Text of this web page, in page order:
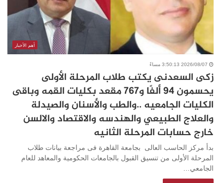
أهم الأخبار
2026/08/07 3:50:13 مساءً
زكى السعدنى يكتب طلاب المرحلة الأولى
يحسمون 94 ألفًا و767 مقعد بكليات القمه وباقى
الكليات الجامعيه ..والطب والأسنان والصيدلة
والعلاج الطبيعي والهندسه والاقتصاد والالسن
خارج حسابات المرحلة الثانيه
بدأ مركز الحاسب العالى بجامعة القاهرة فى مراجعة بيانات طلاب
المرحلة الأولى من تنسيق القبول بالجامعات الحكومية والمعاهد للعام
الجامعي…